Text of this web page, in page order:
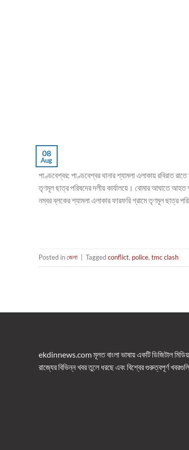
08
Aug
পাণ্ডবেশ্বর: পাণ্ডবেশ্বর থানার শ্যামলা এলাকায় রবিরাত
তৃণমূল ছাত্র পরিষদের দলীয় কার্যালয়ে। বোমার আঘাতে আহত
নম্বর ব্লকের শ্যামলা এলাকার ফারফরি গ্রামে তৃণমূল ছাত্র
Posted inজেলা Taggedconflict, police, tmc clash
ekdinnews.com মূলত বাংলা ভাষায় একটি ডিজিটাল
রাজ্যের বিভিন্ন খবর তুলে ধরছে এবং বিশ্বের গুরুত্বপূর্ণ